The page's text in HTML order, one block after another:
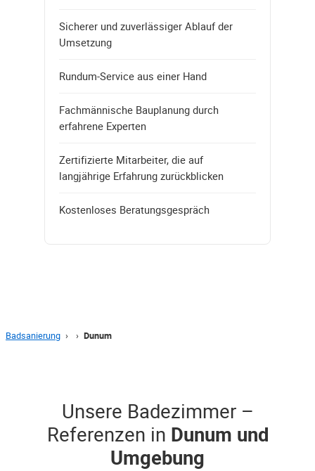
Sicherer und zuverlässiger Ablauf der
Umsetzung
Rundum-Service aus einer Hand
Fachmännische Bauplanung durch
erfahrene Experten
Zertifizierte Mitarbeiter, die auf
langjährige Erfahrung zurückblicken
Kostenloses Beratungsgespräch
Badsanierung › › Dunum
Unsere Badezimmer –
Referenzen in Dunum und
Umgebung